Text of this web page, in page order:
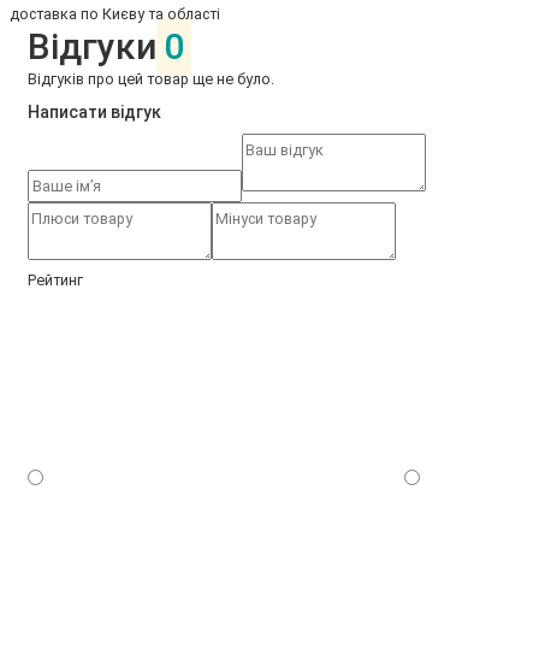
доставка по Києву та області
Відгуки 0
Відгуків про цей товар ще не було.
Написати відгук
Рейтинг